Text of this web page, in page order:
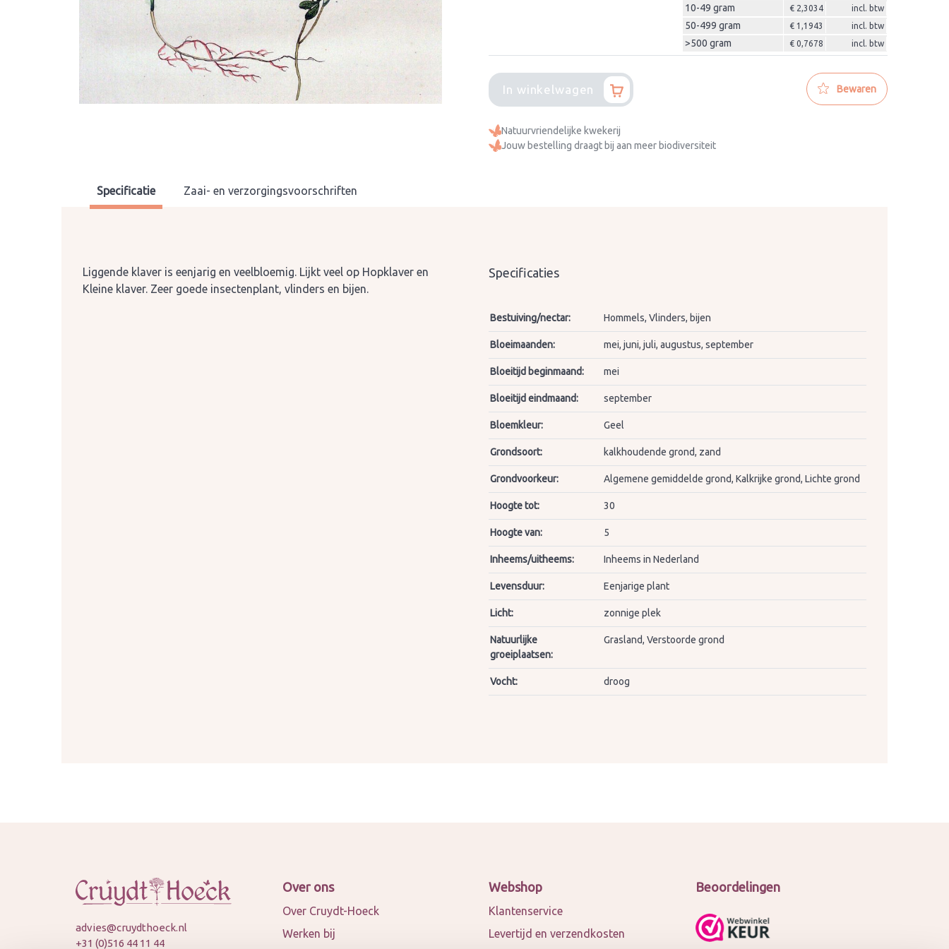
10-49 gram € 2,3034 incl. btw
50-499 gram € 1,1943 incl. btw
>500 gram € 0,7678 incl. btw
In winkelwagen Bewaren
Natuurvriendelijke kwekerij
Jouw bestelling draagt bij aan meer biodiversiteit
Specificatie Zaai- en verzorgingsvoorschriften
Liggende klaver is eenjarig en veelbloemig. Lijkt veel op Hopklaver en
Kleine klaver. Zeer goede insectenplant, vlinders en bijen.
Specificaties
Bestuiving/nectar: Hommels, Vlinders, bijen
Bloeimaanden: mei, juni, juli, augustus, september
Bloeitijd beginmaand: mei
Bloeitijd eindmaand: september
Bloemkleur: Geel
Grondsoort: kalkhoudende grond, zand
Grondvoorkeur: Algemene gemiddelde grond, Kalkrijke grond, Lichte grond
Hoogte tot: 30
Hoogte van: 5
Inheems/uitheems: Inheems in Nederland
Levensduur: Eenjarige plant
Licht: zonnige plek
Natuurlijke
groeiplaatsen:
Grasland, Verstoorde grond
Vocht: droog
advies@cruydthoeck.nl
+31 (0)516 44 11 44
Over ons
Over Cruydt-Hoeck
Werken bij
Webshop
Klantenservice
Levertijd en verzendkosten
Beoordelingen